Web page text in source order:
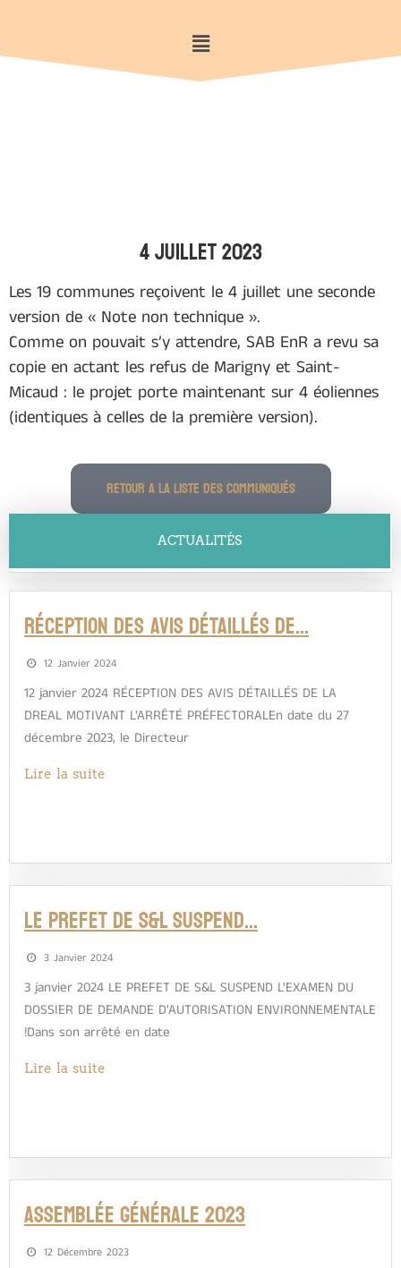
4 juillet 2023
Les 19 communes reçoivent le 4 juillet une seconde
version de « Note non technique ».
Comme on pouvait s’y attendre, SAB EnR a revu sa
copie en actant les refus de Marigny et Saint-
Micaud : le projet porte maintenant sur 4 éoliennes
(identiques à celles de la première version).
RETOUR A LA LISTE DES COMMUNIQUÉS
ACTUALITÉS
RÉCEPTION DES AVIS DÉTAILLÉS DE…
12 Janvier 2024
12 janvier 2024 RÉCEPTION DES AVIS DÉTAILLÉS DE LA
DREAL MOTIVANT L'ARRÊTÉ PRÉFECTORALEn date du 27
décembre 2023, le Directeur
Lire la suite
LE PREFET DE S&L SUSPEND…
3 Janvier 2024
3 janvier 2024 LE PREFET DE S&L SUSPEND L'EXAMEN DU
DOSSIER DE DEMANDE D'AUTORISATION ENVIRONNEMENTALE
!Dans son arrêté en date
Lire la suite
Assemblée Générale 2023
12 Décembre 2023